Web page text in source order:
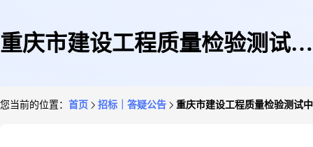
重庆市建设工程质量检验测试中
您当前的位置： 首页 招标｜答疑公告 重庆市建设工程质量检验测试